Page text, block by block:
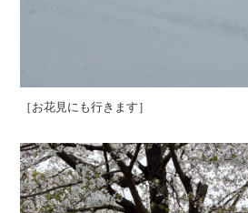
［お花見にも行きます］